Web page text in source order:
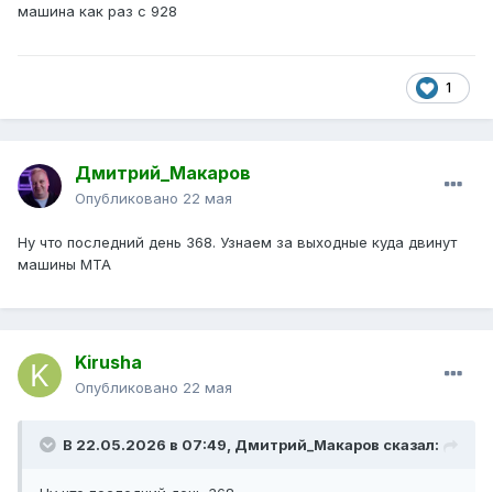
машина как раз с 928
1
Дмитрий_Макаров
Опубликовано 22 мая
Ну что последний день 368. Узнаем за выходные куда двинут
машины МТА
Kirusha
Опубликовано 22 мая
В 22.05.2026 в 07:49, Дмитрий_Макаров сказал: